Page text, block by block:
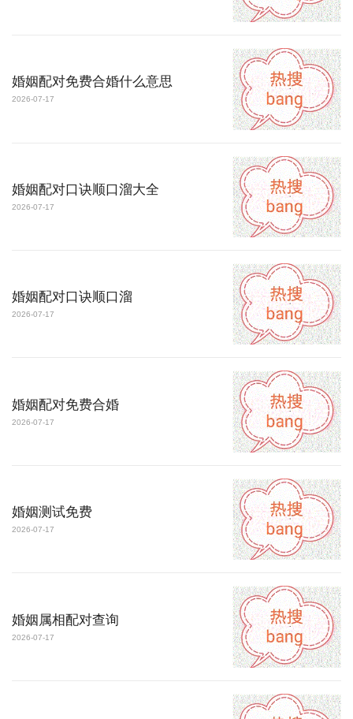
婚姻配对免费合婚什么意思
2026-07-17
婚姻配对口诀顺口溜大全
2026-07-17
婚姻配对口诀顺口溜
2026-07-17
婚姻配对免费合婚
2026-07-17
婚姻测试免费
2026-07-17
婚姻属相配对查询
2026-07-17